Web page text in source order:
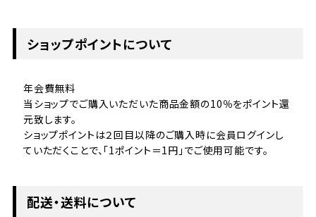
ショップポイントについて
年会費無料
当ショップでご購入いただいた商品金額の10％をポイント還
元致します。
ショップポイントは２回目以降のご購入時に会員ログインし
ていただくことで、「1ポイント＝1円」でご使用可能です。
配送・送料について